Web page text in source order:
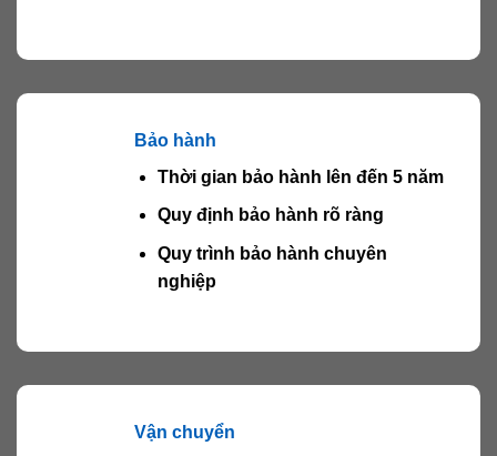
Bảo hành
Thời gian bảo hành lên đến 5 năm
Quy định bảo hành rõ ràng
Quy trình bảo hành chuyên
nghiệp
Vận chuyển